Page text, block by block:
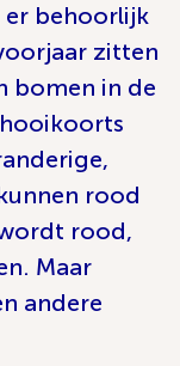
er behoorlijk
zitten
bomen in de
rood
rood,
Maar
andere